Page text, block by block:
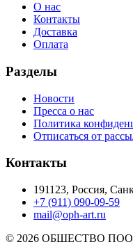
О нас
Контакты
Доставка
Оплата
Разделы
Новости
Пресса о нас
Политика
Отписаться от
Контакты
191123, Россия,
+7 (911) 090-09-59
mail@oph-art.ru
© 2026 ОБЩЕСТВО